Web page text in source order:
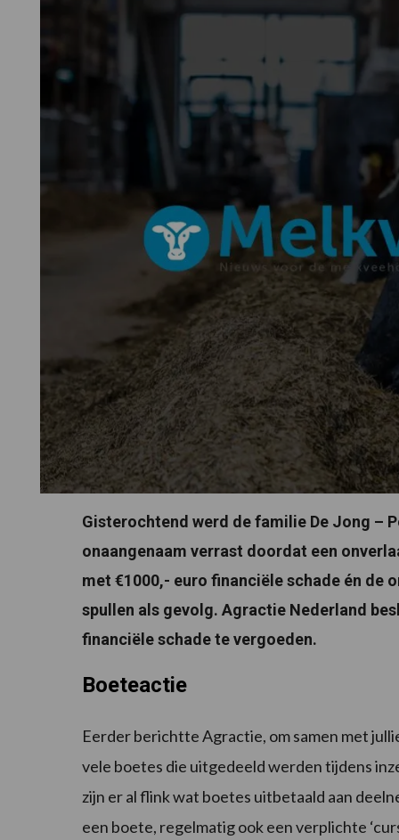
Gisterochtend werd de familie De Jong –
onaangenaam verrast doordat een
met €1000,- euro financiële schade én de
spullen als gevolg. Agractie Nederland
financiële schade te vergoeden.
Boeteactie
Eerder berichtte Agractie, om samen met
vele boetes die uitgedeeld werden tijdens
zijn er al flink wat boetes uitbetaald aan
een boete, regelmatig ook een verplichte